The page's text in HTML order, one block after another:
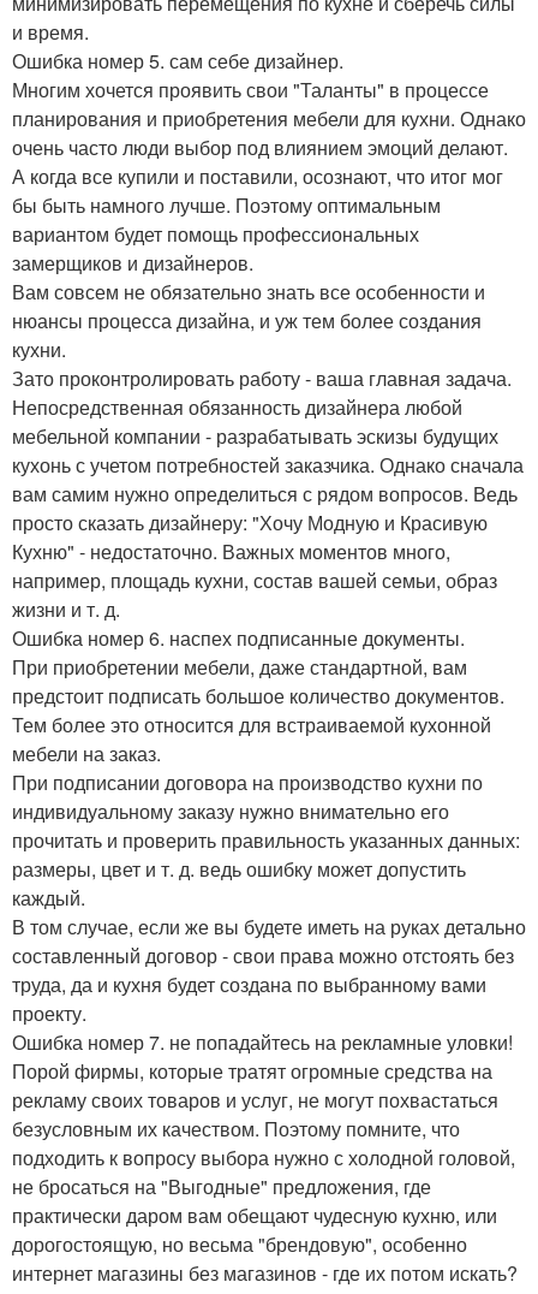
и время.
Ошибка номер 5. сам себе дизайнер.
Многим хочется проявить свои "Таланты" в процессе
планирования и приобретения мебели для кухни. Однако
очень часто люди выбор под влиянием эмоций делают.
А когда все купили и поставили, осознают, что итог мог
бы быть намного лучше. Поэтому оптимальным
вариантом будет помощь профессиональных
замерщиков и дизайнеров.
Вам совсем не обязательно знать все особенности и
нюансы процесса дизайна, и уж тем более создания
кухни.
Зато проконтролировать работу - ваша главная задача.
Непосредственная обязанность дизайнера любой
мебельной компании - разрабатывать эскизы будущих
кухонь с учетом потребностей заказчика. Однако сначала
вам самим нужно определиться с рядом вопросов. Ведь
просто сказать дизайнеру: "Хочу Модную и Красивую
Кухню" - недостаточно. Важных моментов много,
например, площадь кухни, состав вашей семьи, образ
жизни и т. д.
Ошибка номер 6. наспех подписанные документы.
При приобретении мебели, даже стандартной, вам
предстоит подписать большое количество документов.
Тем более это относится для встраиваемой кухонной
мебели на заказ.
При подписании договора на производство кухни по
индивидуальному заказу нужно внимательно его
прочитать и проверить правильность указанных данных:
размеры, цвет и т. д. ведь ошибку может допустить
каждый.
В том случае, если же вы будете иметь на руках детально
составленный договор - свои права можно отстоять без
труда, да и кухня будет создана по выбранному вами
проекту.
Ошибка номер 7. не попадайтесь на рекламные уловки!
Порой фирмы, которые тратят огромные средства на
рекламу своих товаров и услуг, не могут похвастаться
безусловным их качеством. Поэтому помните, что
подходить к вопросу выбора нужно с холодной головой,
не бросаться на "Выгодные" предложения, где
практически даром вам обещают чудесную кухню, или
дорогостоящую, но весьма "брендовую", особенно
интернет магазины без магазинов - где их потом искать?